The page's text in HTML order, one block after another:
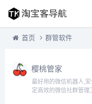
首页 群管软件
樱桃管家
最好用的微信机器人,
定高效的微信社群管理